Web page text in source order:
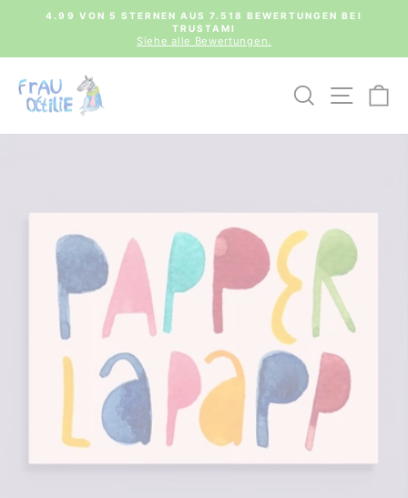
Pause
Diashow
4.99 VON 5 STERNEN AUS 7.518 BEWERTUNGEN BEI
TRUSTAMI
Siehe alle Bewertungen.
SUCHE